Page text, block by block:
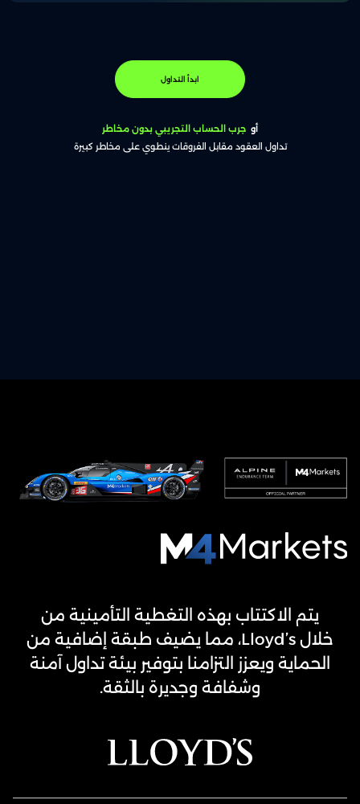
ابدأ التداول
أو جرب الحساب التجريبي بدون مخاطر
تداول العقود مقابل الفروقات ينطوي على مخاطر كبيرة
CFD
Trading
Regulated
Broker
يتم الاكتتاب بهذه التغطية التأمينية من
خلال Lloyd’s، مما يضيف طبقة إضافية من
الحماية ويعزز التزامنا بتوفير بيئة تداول آمنة
وشفافة وجديرة بالثقة.